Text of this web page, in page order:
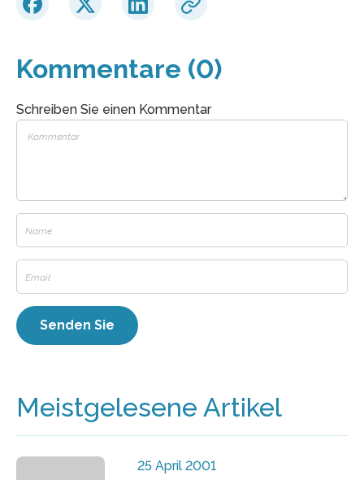
Kommentare (0)
Schreiben Sie einen Kommentar
Meistgelesene Artikel
25 April 2001